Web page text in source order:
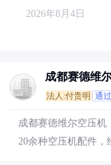
2026年8月4日
成都赛德维
法人:付贵明 通
成都赛德维尔空压机
20余种空压机配件，